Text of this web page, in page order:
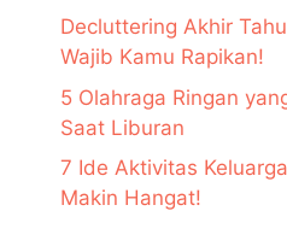
Decluttering Akhir
Wajib Kamu Rapikan!
5 Olahraga Ringan
Saat Liburan
7 Ide Aktivitas
Makin Hangat!